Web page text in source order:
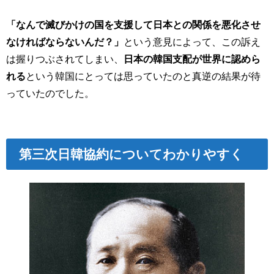
「なんで滅びかけの国を支援して日本との関係を悪化させ
なければならないんだ？」
という意見によって、この訴え
は握りつぶされてしまい、
日本の韓国支配が世界に認めら
れるという韓国にとっては思っていたのと真逆の結果が待
っていたのでした。
第三次日韓協約についてわかりやすく